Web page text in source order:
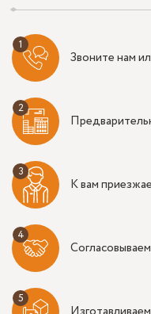
Звоните нам
К вам